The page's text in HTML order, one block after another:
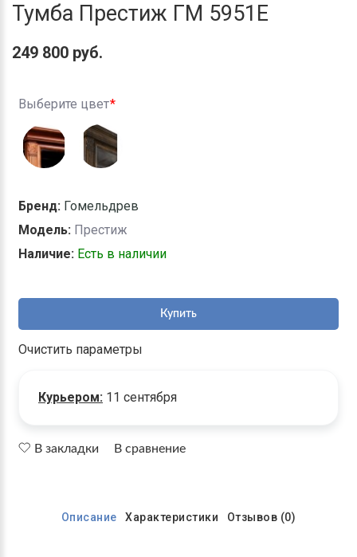
Тумба Престиж ГМ 5951Е
249 800 руб.
Выберите цвет
Бренд: Гомельдрев
Модель: Престиж
Наличие: Есть в наличии
Купить
Очистить параметры
Курьером: 11 сентября
В закладки В сравнение
Описание Характеристики Отзывов (0)